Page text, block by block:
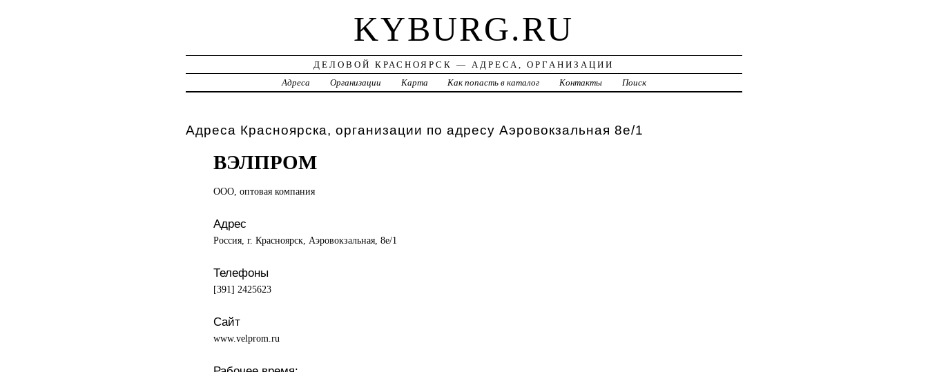
KYBURG.RU
ДЕЛОВОЙ КРАСНОЯРСК — АДРЕСА, ОРГАНИЗАЦИИ
Адреса
Организации Карта Как попасть в каталог Контакты Поиск
Адреса Красноярска, организации по адресу Аэровокзальная 8е/1
ВЭЛПРОМ
ООО, оптовая компания
Адрес
Россия, г. Красноярск, Аэровокзальная, 8е/1
Телефоны
[391] 2425623
Сайт
www.velprom.ru